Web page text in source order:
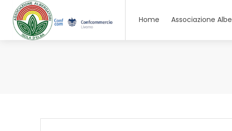
Home Associazione